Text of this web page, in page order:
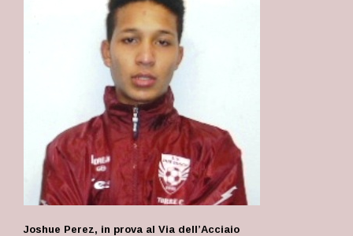
Joshue Perez, in prova al Via dell’Acciaio